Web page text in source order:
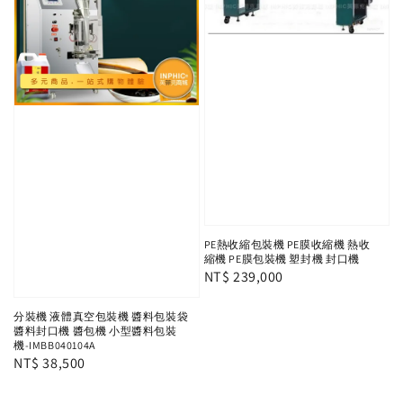
分裝機 液體真空包裝機 醬料包裝袋
醬料封口機 醬包機 小型醬料包裝
機-IMBB040104A
Regular
NT$ 38,500
PE熱收縮包裝機 PE膜收縮機 熱收
縮機 PE膜包裝機 塑封機 封口機
Regular
NT$ 239,000